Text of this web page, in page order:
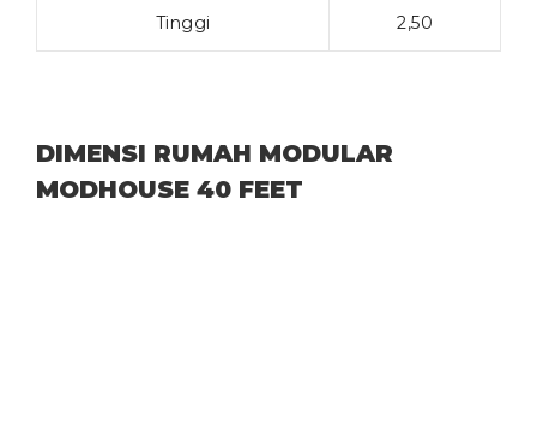
Tinggi 2,50
DIMENSI RUMAH MODULAR
MODHOUSE 40 FEET